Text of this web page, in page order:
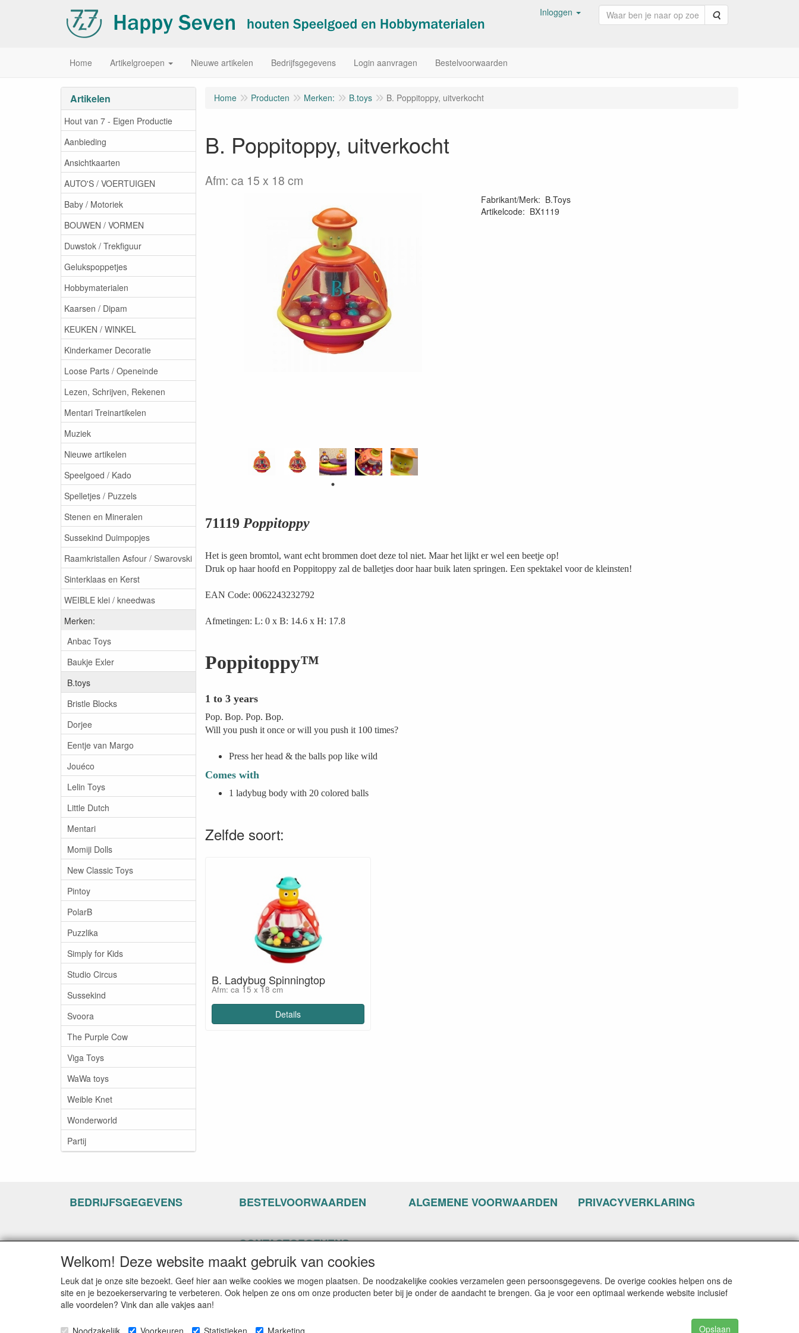
Inloggen Zoeken
Home Artikelgroepen Nieuwe artikelen Bedrijfsgegevens Login aanvragen Bestelvoorwaarden
Artikelen
Hout van 7 - Eigen Productie
Aanbieding
Ansichtkaarten
AUTO'S / VOERTUIGEN
Baby / Motoriek
BOUWEN / VORMEN
Duwstok / Trekfiguur
Gelukspoppetjes
Hobbymaterialen
Kaarsen / Dipam
KEUKEN / WINKEL
Kinderkamer Decoratie
Loose Parts / Openeinde
Lezen, Schrijven, Rekenen
Mentari Treinartikelen
Muziek
Nieuwe artikelen
Speelgoed / Kado
Spelletjes / Puzzels
Stenen en Mineralen
Sussekind Duimpopjes
Raamkristallen Asfour / Swarovski
Sinterklaas en Kerst
WEIBLE klei / kneedwas
Merken:
Anbac Toys
Baukje Exler
B.toys
Bristle Blocks
Dorjee
Eentje van Margo
Jouéco
Lelin Toys
Little Dutch
Mentari
Momiji Dolls
New Classic Toys
Pintoy
PolarB
Puzzlika
Simply for Kids
Studio Circus
Sussekind
Svoora
The Purple Cow
Viga Toys
WaWa toys
Weible Knet
Wonderworld
Partij
Home Producten Merken: B.toys B. Poppitoppy, uitverkocht
B. Poppitoppy, uitverkocht
Afm: ca 15 x 18 cm
Fabrikant/Merk: B.Toys
Artikelcode: BX1119
71119 Poppitoppy
Het is geen bromtol, want echt brommen doet deze tol niet. Maar het lijkt er wel een beetje op!
Druk op haar hoofd en Poppitoppy zal de balletjes door haar buik laten springen. Een spektakel voor de kleinsten!
EAN Code: 0062243232792
Afmetingen: L: 0 x B: 14.6 x H: 17.8
Poppitoppy™
1 to 3 years
Pop. Bop. Pop. Bop.
Will you push it once or will you push it 100 times?
Press her head & the balls pop like wild
Comes with
1 ladybug body with 20 colored balls
Zelfde soort:
B. Ladybug Spinningtop
Afm: ca 15 x 18 cm
Details
BEDRIJFSGEGEVENS BESTELVOORWAARDEN ALGEMENE VOORWAARDEN PRIVACYVERKLARING
CONTACTGEGEVENS
www.happyseven.nl
Hogenhof 13-15
3861 CG Nijkerk
Welkom! Deze website maakt gebruik van cookies
Leuk dat je onze site bezoekt. Geef hier aan welke cookies we mogen plaatsen. De noodzakelijke cookies verzamelen geen persoonsgegevens. De overige cookies helpen ons de
site en je bezoekerservaring te verbeteren. Ook helpen ze ons om onze producten beter bij je onder de aandacht te brengen. Ga je voor een optimaal werkende website inclusief
alle voordelen? Vink dan alle vakjes aan!
Noodzakelijk Voorkeuren Statistieken Marketing Opslaan